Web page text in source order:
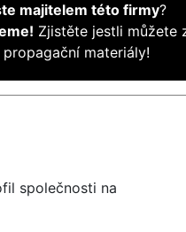
majitelem této firmy?
Zjistěte jestli můžete
propagační materiály!
společnosti na